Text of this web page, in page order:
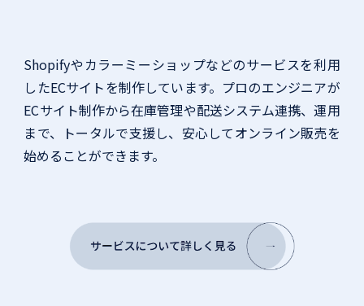
Shopifyやカラーミーショップなどのサービスを利用
したECサイトを制作しています。プロのエンジニアが
ECサイト制作から在庫管理や配送システム連携、運用
まで、トータルで支援し、安心してオンライン販売を
始めることができます。